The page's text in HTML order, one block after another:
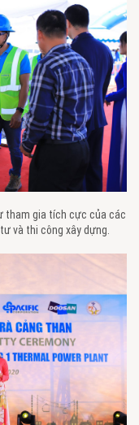
tham gia tích cực của các
và thi công xây dựng.